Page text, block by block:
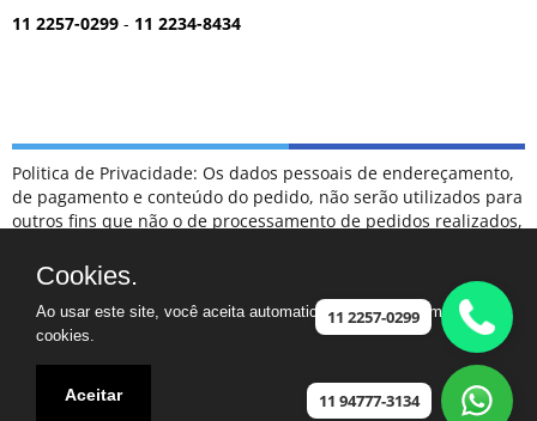
11 2257-0299 - 11 2234-8434
Politica de Privacidade: Os dados pessoais de endereçamento,
de pagamento e conteúdo do pedido, não serão utilizados para
outros fins que não o de processamento de pedidos realizados,
para terceiros em hipótese alguma.
ESCLARECIMENTOS: NÃO FAZEMOS PARTE DA RELAÇÃO DE
POSTOS DE ATENDIMENTO CREDENCIADOS COMO
AUTORIZADOS DA MARCA SAMSUNG.
CASO TENHA UM ELETRODOMÉSTICO FORA DA GARANTIA,
FICAREMOS FELIZES EM PODER AJUDAR
Assistência ©2024 - Especializada na marca Samsung - Jardim
11 2257-0299
11 94777-3134
Cookies.
Ao usar este site, você aceita automaticamente que usamos
cookies.
Aceitar